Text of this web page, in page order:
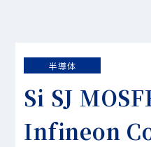
半導体
Si SJ
Infineon